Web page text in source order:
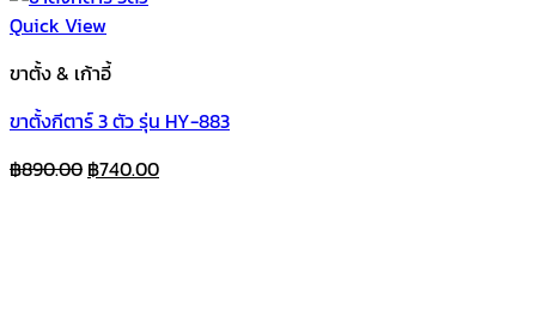
Quick View
ขาตั้ง & เก้าอี้
ขาตั้งกีตาร์ 3 ตัว รุ่น HY-883
฿890.00 Original
฿740.00Current